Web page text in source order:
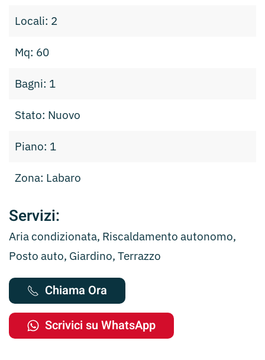
Locali: 2
Mq: 60
Bagni: 1
Stato: Nuovo
Piano: 1
Zona: Labaro
Servizi:
Aria condizionata, Riscaldamento autonomo,
Posto auto, Giardino, Terrazzo
Chiama Ora
Scrivici su WhatsApp